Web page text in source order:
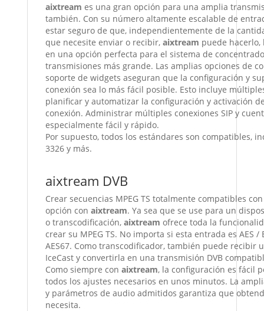
aixtream es una gran opción para una amplia
también. Con su número altamente escalable de
estar seguro de que, independientemente de la
que necesite enviar o recibir,aixtream puede
en una opción perfecta para el sistema de
transmisiones más grande. Las amplias opciones de
soporte de widgets aseguran que la configuración y
conexión sea lo más fácil posible. Esto incluye
planificar y automatizar la configuración y activación
conexión.Administrar múltiples conexiones SIP y
especialmente fácil y rápido.
Por supuesto, todos los estándares son compatibles,
3326 y más.
aixtream DVB
Crear secuencias MPEG TS totalmente compatibles
opción conaixtream.Ya sea que se use para un
o transcodificación,aixtream ofrece toda la
crear su MPEG TS. No importa si esta entrada es AES /
AES67. Como transcodificador, también puede recibir
IceCast y convertirla en una transmisión DVB
Como siempre conaixtream, la configuración es fácil
todos los ajustes necesarios en unos minutos. La
y parámetros de audio admitidos garantiza que
necesita.